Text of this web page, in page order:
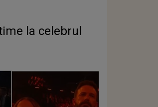
la celebrul